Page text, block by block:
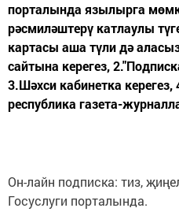
порталында язылырга
рәсмиләштерү катлаулы
картасы аша түли дә
сайтына керегез,
3.Шәхси кабинетка
республика газета-
Он-лайн подписка: тиз,
Госуслуги порталында.